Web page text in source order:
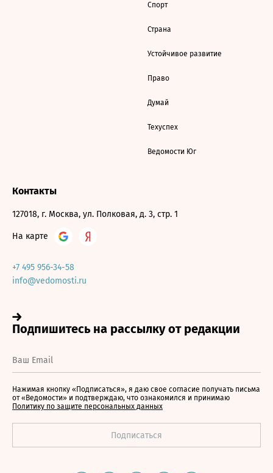
Спорт
Страна
Устойчивое развитие
Право
Думай
Техуспех
Ведомости Юг
Контакты
127018, г. Москва, ул. Полковая, д. 3, стр. 1
На карте
+7 495 956-34-58
info@vedomosti.ru
Нажимая кнопку «Подписаться», я даю свое согласие получать письма
от «Ведомости» и подтверждаю, что ознакомился и принимаю
Политику по защите персональных данных